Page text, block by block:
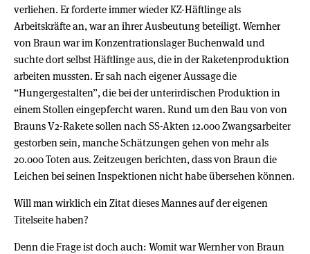
verliehen. Er forderte immer wieder KZ-Häftlinge als
Arbeitskräfte an, war an ihrer Ausbeutung beteiligt. Wernher
von Braun war im Konzentrationslager Buchenwald und
suchte dort selbst Häftlinge aus, die in der Raketenproduktion
arbeiten mussten. Er sah nach eigener Aussage die
“Hungergestalten”, die bei der unterirdischen Produktion in
einem Stollen eingepfercht waren. Rund um den Bau von von
Brauns V2-Rakete sollen nach SS-Akten 12.000 Zwangsarbeiter
gestorben sein, manche Schätzungen gehen von mehr als
20.000 Toten aus. Zeitzeugen berichten, dass von Braun die
Leichen bei seinen Inspektionen nicht habe übersehen können.
Will man wirklich ein Zitat dieses Mannes auf der eigenen
Titelseite haben?
Denn die Frage ist doch auch: Womit war Wernher von Braun